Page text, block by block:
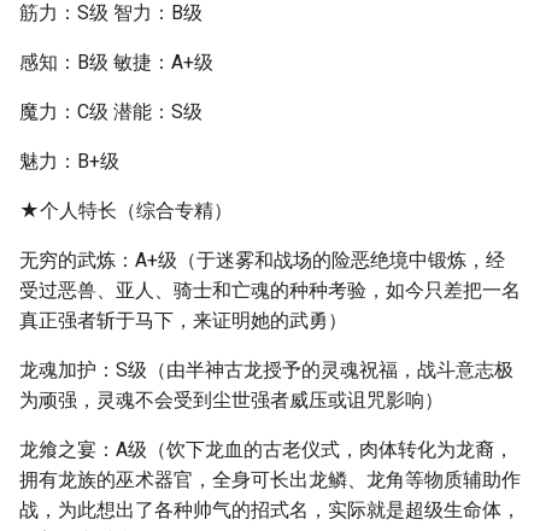
筋力：S级 智力：B级
感知：B级 敏捷：A+级
魔力：C级 潜能：S级
魅力：B+级
★个人特长（综合专精）
无穷的武炼：A+级（于迷雾和战场的险恶绝境中锻炼，经
受过恶兽、亚人、骑士和亡魂的种种考验，如今只差把一名
真正强者斩于马下，来证明她的武勇）
龙魂加护：S级（由半神古龙授予的灵魂祝福，战斗意志极
为顽强，灵魂不会受到尘世强者威压或诅咒影响）
龙飨之宴：A级（饮下龙血的古老仪式，肉体转化为龙裔，
拥有龙族的巫术器官，全身可长出龙鳞、龙角等物质辅助作
战，为此想出了各种帅气的招式名，实际就是超级生命体，